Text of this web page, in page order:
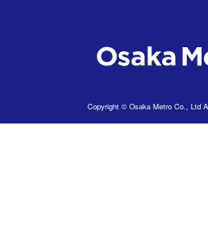
Copyright © Osaka Metro Co., Ltd